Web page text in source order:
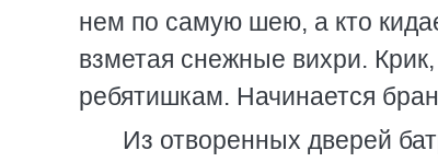
нем по самую шею, а кто
взметая снежные вихри.
ребятишкам. Начинается
Из отворенных дверей